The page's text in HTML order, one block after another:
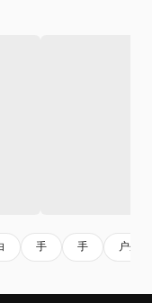
手 手 户外